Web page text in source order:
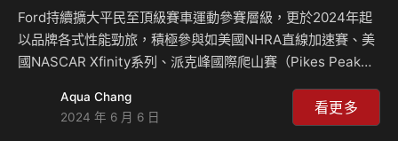
Ford持續擴大平民至頂級賽車運動參賽層級，更於2024年起
以品牌各式性能勁旅，積極參與如美國NHRA直線加速賽、美
國NASCAR Xfinity系列、派克峰國際爬山賽（Pikes Peak
至16日盛大開賽的利曼24小時耐力賽（24 Hours of Le
Mans），Ford也已做好萬全準備，將以全新打造的Ford
Aqua Chang
2024 年 6 月 6 日
看更多